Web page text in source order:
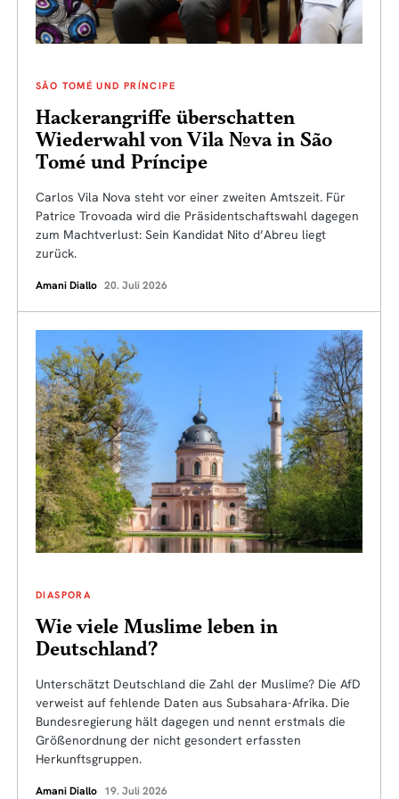
SÃO TOMÉ UND PRÍNCIPE
Hackerangriffe überschatten
Wiederwahl von Vila Nova in São
Tomé und Príncipe
Carlos Vila Nova steht vor einer zweiten Amtszeit. Für
Patrice Trovoada wird die Präsidentschaftswahl dagegen
zum Machtverlust: Sein Kandidat Nito d’Abreu liegt
zurück.
Amani Diallo 20. Juli 2026
DIASPORA
Wie viele Muslime leben in
Deutschland?
Unterschätzt Deutschland die Zahl der Muslime? Die AfD
verweist auf fehlende Daten aus Subsahara-Afrika. Die
Bundesregierung hält dagegen und nennt erstmals die
Größenordnung der nicht gesondert erfassten
Herkunftsgruppen.
Amani Diallo 19. Juli 2026